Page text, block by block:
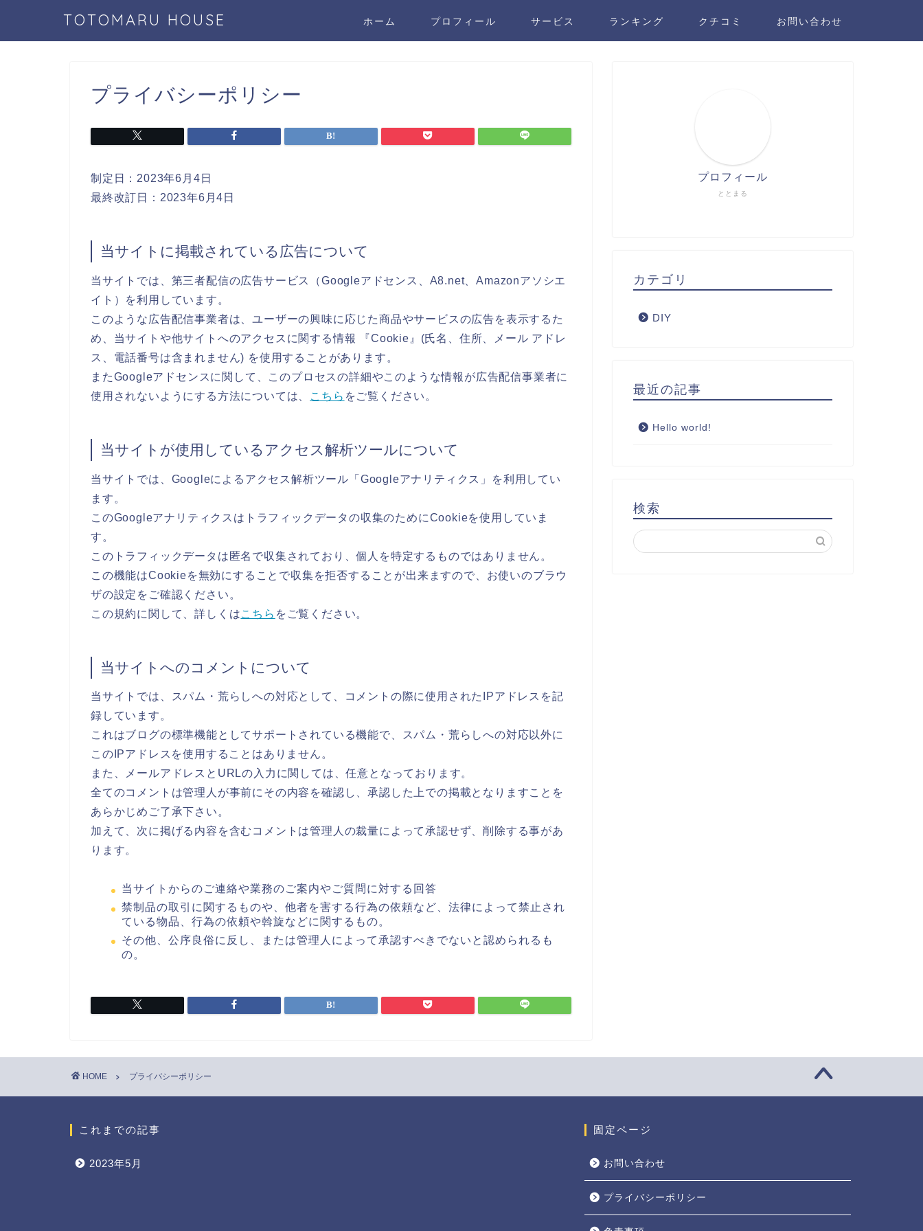
TOTOMARU HOUSE ホーム プロフィール サービス ランキング クチコミ お問い合わせ
プライバシーポリシー
制定日：2023年6月4日
最終改訂日：2023年6月4日
当サイトに掲載されている広告について
当サイトでは、第三者配信の広告サービス（Googleアドセンス、A8.net、Amazonアソシエ
イト）を利用しています。
このような広告配信事業者は、ユーザーの興味に応じた商品やサービスの広告を表示するた
め、当サイトや他サイトへのアクセスに関する情報 『Cookie』(氏名、住所、メール アドレ
ス、電話番号は含まれません) を使用することがあります。
またGoogleアドセンスに関して、このプロセスの詳細やこのような情報が広告配信事業者に
使用されないようにする方法については、
こちら をご覧ください。
当サイトが使用しているアクセス解析ツールについて
当サイトでは、Googleによるアクセス解析ツール「Googleアナリティクス」を利用してい
ます。
このGoogleアナリティクスはトラフィックデータの収集のためにCookieを使用していま
す。
このトラフィックデータは匿名で収集されており、個人を特定するものではありません。
この機能はCookieを無効にすることで収集を拒否することが出来ますので、お使いのブラウ
ザの設定をご確認ください。
この規約に関して、詳しくはこちら をご覧ください。
当サイトへのコメントについて
当サイトでは、スパム・荒らしへの対応として、コメントの際に使用されたIPアドレスを記
録しています。
これはブログの標準機能としてサポートされている機能で、スパム・荒らしへの対応以外に
このIPアドレスを使用することはありません。
また、メールアドレスとURLの入力に関しては、任意となっております。
全てのコメントは管理人が事前にその内容を確認し、承認した上での掲載となりますことを
あらかじめご了承下さい。
加えて、次に掲げる内容を含むコメントは管理人の裁量によって承認せず、削除する事があ
ります。
当サイトからのご連絡や業務のご案内やご質問に対する回答
禁制品の取引に関するものや、他者を害する行為の依頼など、法律によって禁止され
ている物品、行為の依頼や斡旋などに関するもの。
その他、公序良俗に反し、または管理人によって承認すべきでないと認められるも
の。
ととまる
プロフィール
カテゴリ
DIY
最近の記事
Hello world!
検索
HOME プライバシーポリシー
これまでの記事
2023年5月
固定ページ
お問い合わせ
プライバシーポリシー